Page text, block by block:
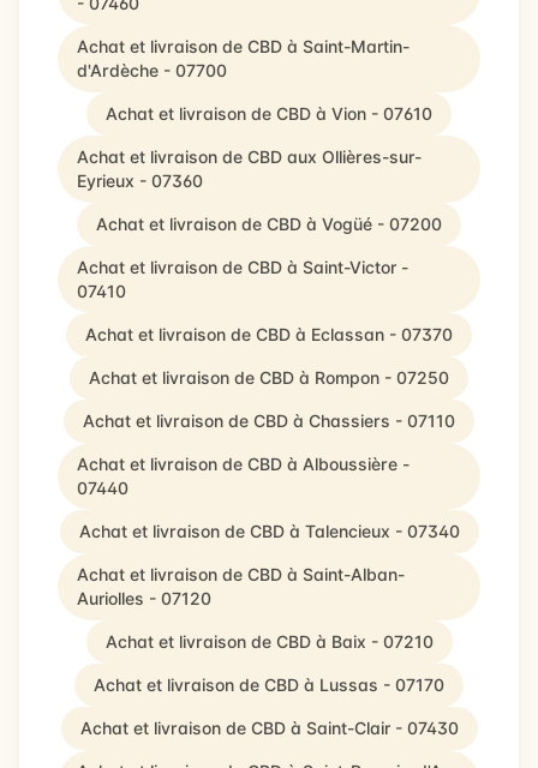
Achat et livraison de CBD à Saint-Martin-
d'Ardèche - 07700
Achat et livraison de CBD à Vion - 07610
Achat et livraison de CBD aux Ollières-sur-
Eyrieux - 07360
Achat et livraison de CBD à Vogüé - 07200
Achat et livraison de CBD à Saint-Victor -
07410
Achat et livraison de CBD à Eclassan - 07370
Achat et livraison de CBD à Rompon - 07250
Achat et livraison de CBD à Chassiers - 07110
Achat et livraison de CBD à Alboussière -
07440
Achat et livraison de CBD à Talencieux - 07340
Achat et livraison de CBD à Saint-Alban-
Auriolles - 07120
Achat et livraison de CBD à Baix - 07210
Achat et livraison de CBD à Lussas - 07170
Achat et livraison de CBD à Saint-Clair - 07430